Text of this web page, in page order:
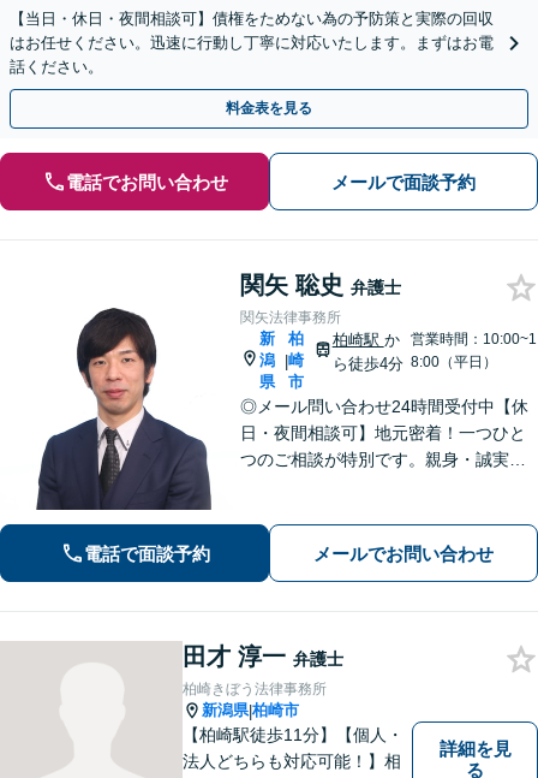
【当日・休日・夜間相談可】債権をためない為の予防策と実際の回収
はお任せください。迅速に行動し丁寧に対応いたします。まずはお電
話ください。
料金表を見る
電話でお問い合わせ メールで面談予約
関矢 聡史 弁護士
関矢法律事務所
新
潟
県
|
柏
崎
市
柏崎駅 か
ら徒歩4分
営業時間：10:00~1
8:00（平日）
◎メール問い合わせ24時間受付中【休
日・夜間相談可】地元密着！一つひと
つのご相談が特別です。親身・誠実な
応。まずはご相談ください【柏崎駅4分
｜近隣駐車場あり｜弁護士歴10年以
電話で面談予約 メールでお問い合わせ
田才 淳一 弁護士
柏崎きぼう法律事務所
新潟県|柏崎市
【柏崎駅徒歩11分】【個人・
法人どちらも対応可能！】相
詳細を見
る